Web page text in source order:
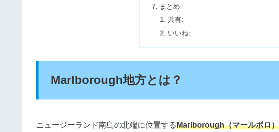
まとめ
共有:
いいね:
Marlborough地方とは？
ニュージーランド南島の北端に位置するMarlborough（マールボロ